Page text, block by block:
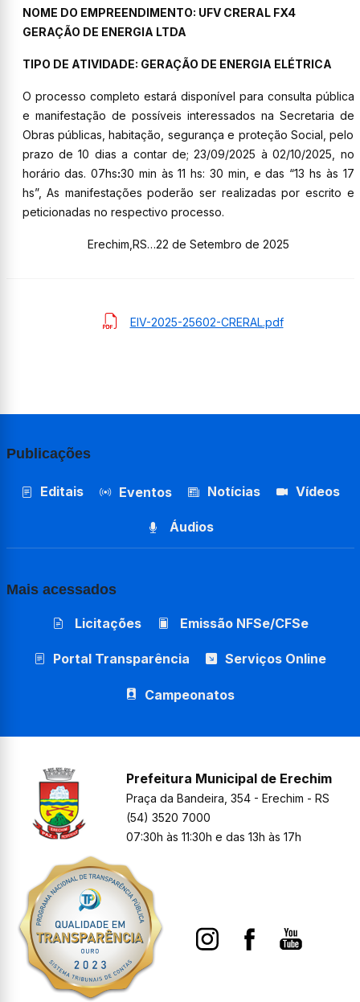
NOME DO EMPREENDIMENTO: UFV CRERAL FX4
GERAÇÃO DE ENERGIA LTDA
TIPO DE ATIVIDADE: GERAÇÃO DE ENERGIA ELÉTRICA
O processo completo estará disponível para consulta pública
e manifestação de possíveis interessados na Secretaria de
Obras públicas, habitação, segurança e proteção Social, pelo
prazo de 10 dias a contar de;23/09/2025 à02/10/2025, no
horário das. 07hs:30 min às 11 hs: 30 min, e das “13 hs às 17
hs”, As manifestações poderão ser realizadas por escrito e
peticionadas no respectivo processo.
Erechim,RS…22 de Setembro de 2025
EIV-2025-25602-CRERAL.pdf
Publicações
Editais Eventos Notícias Vídeos
Áudios
Mais acessados
Licitações Emissão NFSe/CFSe
Portal Transparência Serviços Online
Campeonatos
Prefeitura Municipal de Erechim
Praça da Bandeira, 354 - Erechim - RS
(54) 3520 7000
07:30h às 11:30h e das 13h às 17h